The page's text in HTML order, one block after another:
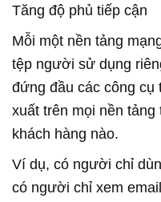
Tăng độ phủ tiếp cận
Mỗi một nền tảng
tệp người sử dụng
đứng đầu các công cụ
xuất trên mọi nền
khách hàng nào.
Ví dụ, có người chỉ
có người chỉ xem